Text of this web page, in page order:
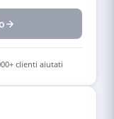
clienti aiutati